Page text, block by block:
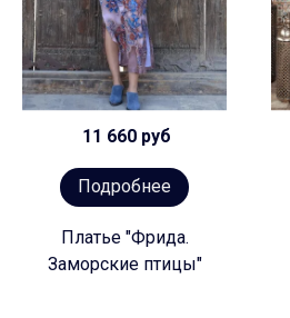
11 660 руб
Подробнее
Платье "Фрида.
Заморские птицы"